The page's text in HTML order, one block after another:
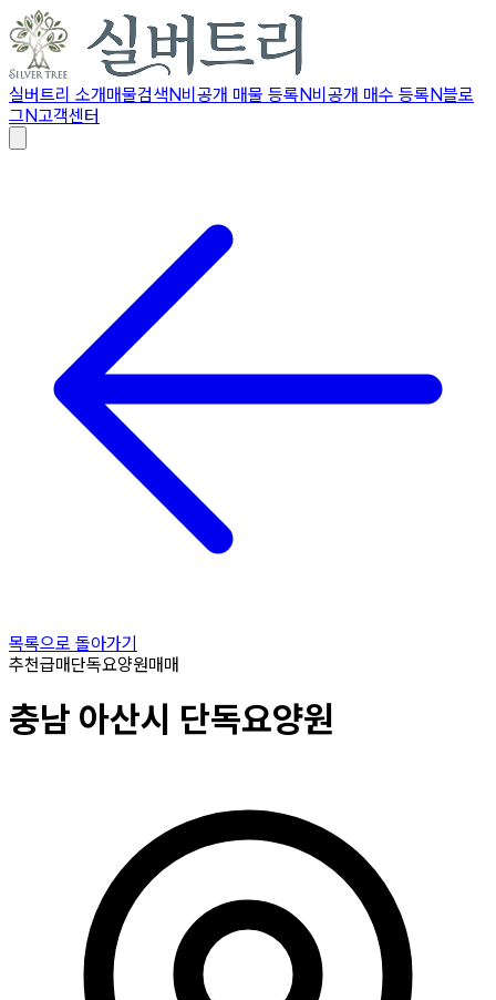
실버트리 소개매물검색N비공개 매물 등록N비공개 매수 등록N블로
그N고객센터
목록으로 돌아가기
추천급매단독요양원매매
충남 아산시 단독요양원